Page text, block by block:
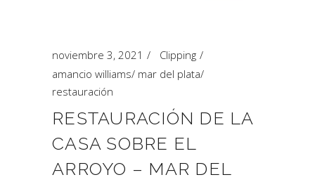
noviembre 3, 2021
Clipping
amancio williams/ mar del plata/
restauración
RESTAURACIÓN DE LA
CASA SOBRE EL
ARROYO – MAR DEL